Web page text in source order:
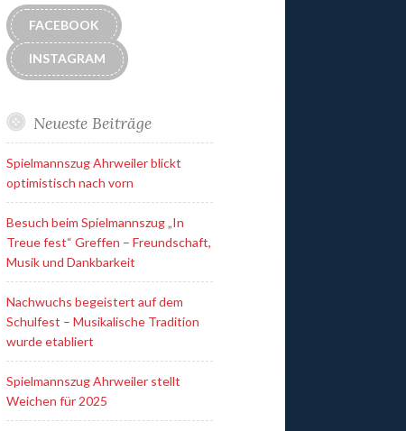
FACEBOOK
INSTAGRAM
Neueste Beiträge
Spielmannszug Ahrweiler blickt
optimistisch nach vorn
Besuch beim Spielmannszug „In
Treue fest“ Greffen – Freundschaft,
Musik und Dankbarkeit
Nachwuchs begeistert auf dem
Schulfest – Musikalische Tradition
wurde etabliert
Spielmannszug Ahrweiler stellt
Weichen für 2025